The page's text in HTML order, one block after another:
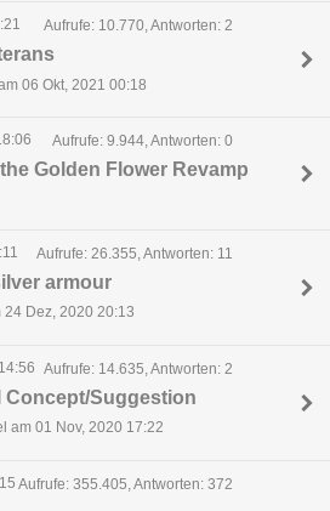
Aufrufe: 10.770, Antworten: 2
06 Okt, 2021 00:18
Aufrufe: 9.944, Antworten: 0
Golden Flower Revamp
Aufrufe: 26.355, Antworten: 11
armour
24 Dez, 2020 20:13
Aufrufe: 14.635, Antworten: 2
Concept/Suggestion
am 01 Nov, 2020 17:22
Aufrufe: 355.405, Antworten: 372